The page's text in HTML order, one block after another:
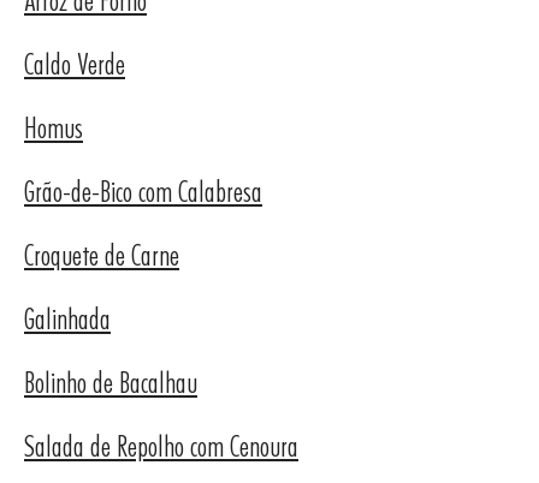
Caldo Verde
Homus
Grão-de-Bico com Calabresa
Croquete de Carne
Galinhada
Bolinho de Bacalhau
Salada de Repolho com Cenoura